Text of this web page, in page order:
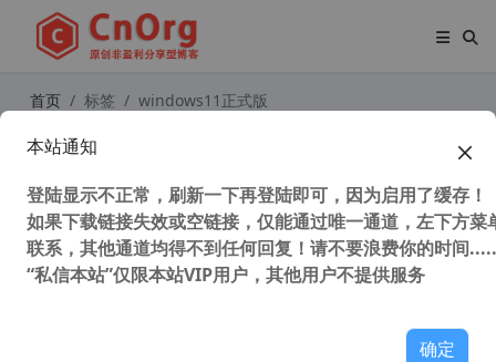
首页 标签 windows11正式版
微软 Win11 Build 22523 最新官方正
系统)
本站通知
登陆显示不正常，刷新一下再登陆即可，因为启用了缓存！
如果下载链接失效或空链接，仅能通过唯一通道，左下方菜
联系，其他通道均得不到任何回复！请不要浪费你的时间
“私信本站”仅限本站VIP用户，其他用户不提供服务
确定